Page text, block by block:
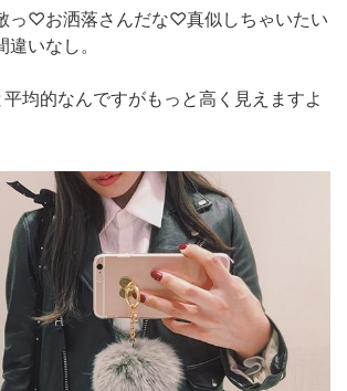
っ♡お洒落さんだな♡真似しちゃいたい
いなし。
均的なんですがもっと高く見えますよ